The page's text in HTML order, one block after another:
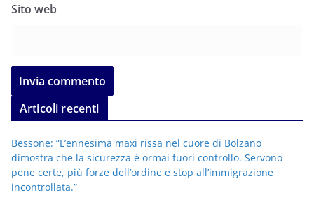
Sito web
Articoli recenti
Bessone: “L’ennesima maxi rissa nel cuore di Bolzano
dimostra che la sicurezza è ormai fuori controllo. Servono
pene certe, più forze dell’ordine e stop all’immigrazione
incontrollata.”